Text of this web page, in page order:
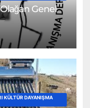
Genel
KÜLTÜR DAYANIŞMA